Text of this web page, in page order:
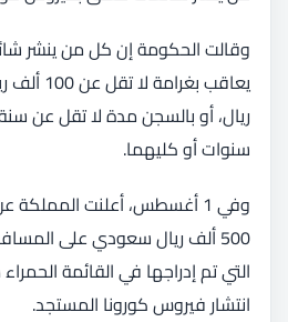
يعاقب
ريال، أو بالسجن مدة لا تقل عن
سنوات أو كليهما.
وفي 1 أغسطس، أعلنت
500 ألف ريال سعودي على
التي تم إدراجها في القائمة
انتشار فيروس كورونا المستجد.